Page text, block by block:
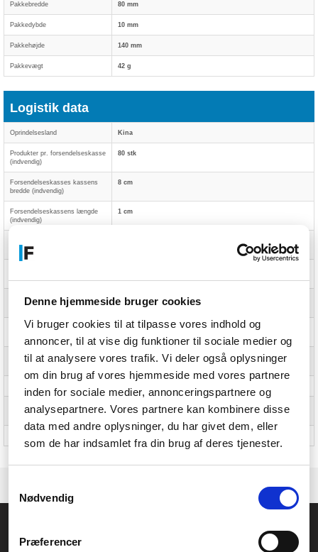
Denne hjemmeside bruger cookies
Vi bruger cookies til at tilpasse vores indhold og
annoncer, til at vise dig funktioner til sociale medier og
til at analysere vores trafik. Vi deler også oplysninger
om din brug af vores hjemmeside med vores partnere
inden for sociale medier, annonceringspartnere og
analysepartnere. Vores partnere kan kombinere disse
data med andre oplysninger, du har givet dem, eller
som de har indsamlet fra din brug af deres tjenester.
Nødvendig
Præferencer
Pakkebredde 80 mm
Pakkedybde 10 mm
Pakkehøjde 140 mm
Pakkevægt 42 g
Logistik data
Oprindelsesland Kina
Produkter pr. forsendelseskasse
(indvendig)
80 stk
Forsendelseskasses kassens
bredde (indvendig)
8 cm
Forsendelseskassens længde
(indvendig)
1 cm
(indvendig)
Produkter pr. hovedkasse
(udvendigt)
160 stk
Hovedkassens bredde
80 mm
Hovedkassens længde
10 mm
Hovedkassens bruttovægt
(udvendigt)
8,1 kg
CVR.: 26208637